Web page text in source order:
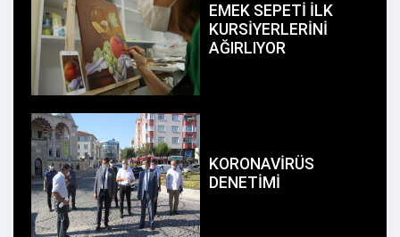
EMEK SEPETİ İLK
KURSİYERLERİNİ
AĞIRLIYOR
KORONAVİRÜS
DENETİMİ